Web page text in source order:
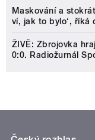
Maskování a
ví, jak to bylo‘, říká
ŽIVĚ: Zbrojovka
0:0. Radiožurnál